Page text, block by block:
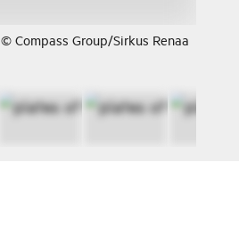
© Compass Group/Sirkus Renaa